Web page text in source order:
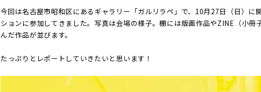
今回は名古屋市昭和区にあるギャラリー「ガルリラペ」で、10月27日（日）に
ションに参加してきました。写真は会場の様子。棚には版画作品やZINE（小冊
んだ作品が並びます。
たっぷりとレポートしていきたいと思います！